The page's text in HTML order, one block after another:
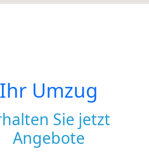
Ihr Umzug
Sie jetzt
Angebote